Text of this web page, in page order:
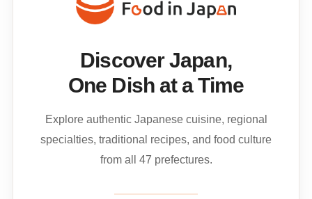
Discover Japan,
One Dish at a Time
Explore authentic Japanese cuisine, regional
specialties, traditional recipes, and food culture
from all 47 prefectures.